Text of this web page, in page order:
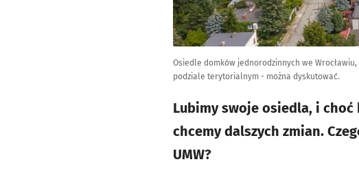
Osiedle domków jednorodzinnych we
podziale terytorialnym - można dyskutować.
Lubimy swoje osiedla, i
chcemy dalszych zmian.
UMW?